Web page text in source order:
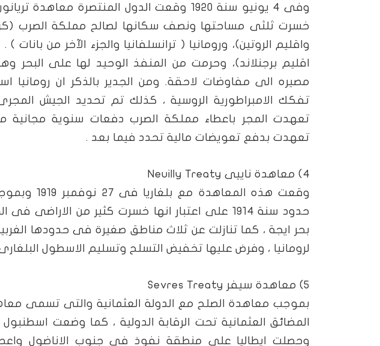
وفى 4 يونيو سنة 1920 وقعت الدول المنتصرة
خسرت ثلثى مساحتها ونصف سكانها لصالح مملكة الصرب
واقليم الروتين)، ورومانيا ( ترانسلفانيا والجزء الآخر من
اقليم برجنلاند)، وحرمت من المنفذ الوحيد لها على
تفكك الامبراطورية الروسية ، كذلك تم تحديد الجيش
تعهدت المجر باعطاء مملكة الصرب دفعات سنوية
تعهدت بدفع تعويضات مالية تحدد فيما بعد .
4) معاهدة ناييى
Neuilly Treaty
وقعت هذه
حدود سنة 1914 على اعتبار انها خسرت كثير من
بحر ايجة ، كما تنازلت عن ثلاث مناطق صغيرة فى حدودها
لرومانيا ، وفرض عليها تخفيض التسلح وتسليم الاسطول
5) معاهدة سيفر
Sevres Treaty
المضائق العثمانية تحت الرقابة الدولية ، كما وضعت
وحصلت ايطاليا على منطقة نفوذ فى جنوب الاناضول